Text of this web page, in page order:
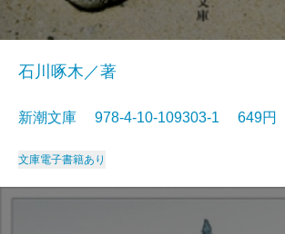
石川啄木／著
新潮文庫 978-4-10-109303-1 649円
文庫電子書籍あり